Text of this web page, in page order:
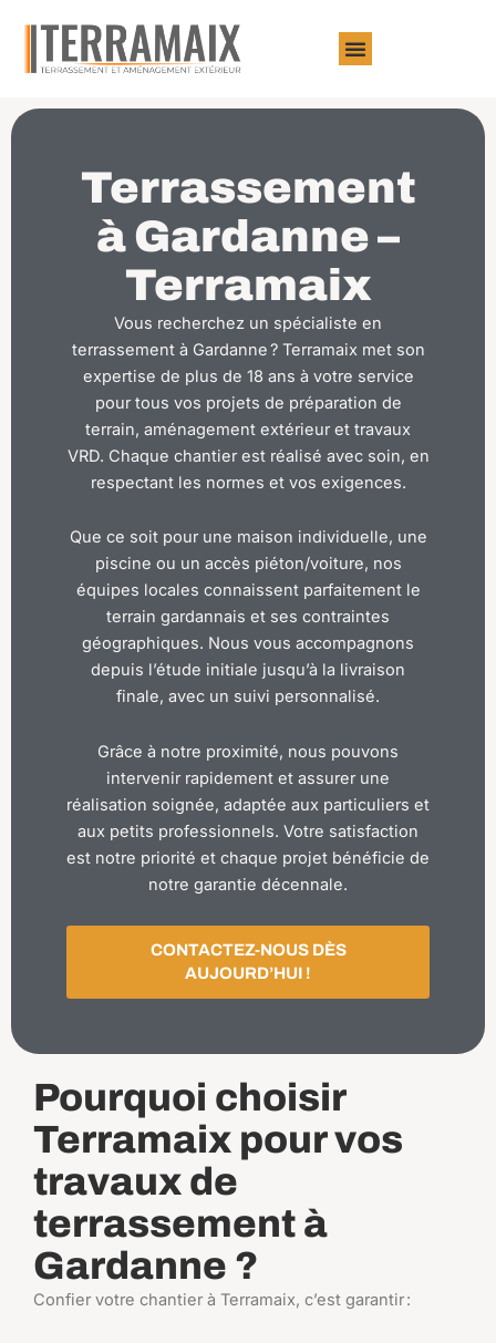
contenu
Terrassement
à Gardanne –
Terramaix
Vous recherchez un spécialiste en
terrassement à Gardanne ? Terramaix met son
expertise de plus de 18 ans à votre service
pour tous vos projets de préparation de
terrain, aménagement extérieur et travaux
VRD. Chaque chantier est réalisé avec soin, en
respectant les normes et vos exigences.
Que ce soit pour une maison individuelle, une
piscine ou un accès piéton/voiture, nos
équipes locales connaissent parfaitement le
terrain gardannais et ses contraintes
géographiques. Nous vous accompagnons
depuis l’étude initiale jusqu’à la livraison
finale, avec un suivi personnalisé.
Grâce à notre proximité, nous pouvons
intervenir rapidement et assurer une
réalisation soignée, adaptée aux particuliers et
aux petits professionnels. Votre satisfaction
est notre priorité et chaque projet bénéficie de
notre garantie décennale.
CONTACTEZ-NOUS DÈS
AUJOURD’HUI !
Pourquoi choisir
Terramaix pour vos
travaux de
terrassement à
Gardanne ?
Confier votre chantier à Terramaix, c’est garantir :